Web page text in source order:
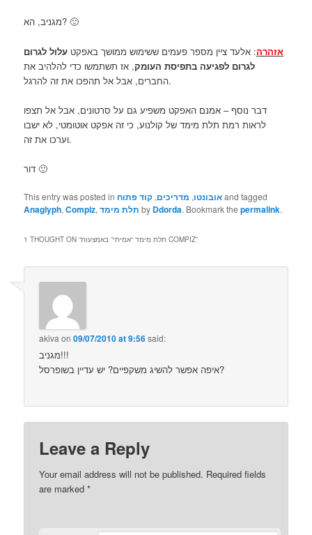
מגניב, הא? 🙂
אזהרה: אלעד ציין מספר פעמים ששימוש ממושך באפקט עלול לגרום
לגרום לפגיעה בתפיסת העומק, אז תשתמשו כדי להלהיב את
החברים, אבל אל תהפכו את זה להרגל.
דבר נוסף – אמנם האפקט משפיע גם על סרטונים, אבל אל תצפו
לראות רמת תלת מימד של קולנוע, כי זה אפקט אוטומטי, לא ישבו
וערכו את זה.
דור 🙂
This entry was posted in אובונטו, מדריכים, קוד פתוח and tagged
Anaglyph,Compiz,תלת מימד by Ddorda. Bookmark thepermalink.
1 THOUGHT ON “ תלת מימד “אמיתי” באמצעות COMPIZ”
akiva on09/07/2010 at 9:56said:
מגניב!!!
איפה אפשר להשיג משקפיים? יש עדיין בשופרסל?
Leave a Reply
Your email address will not be published. Required fields
are marked*